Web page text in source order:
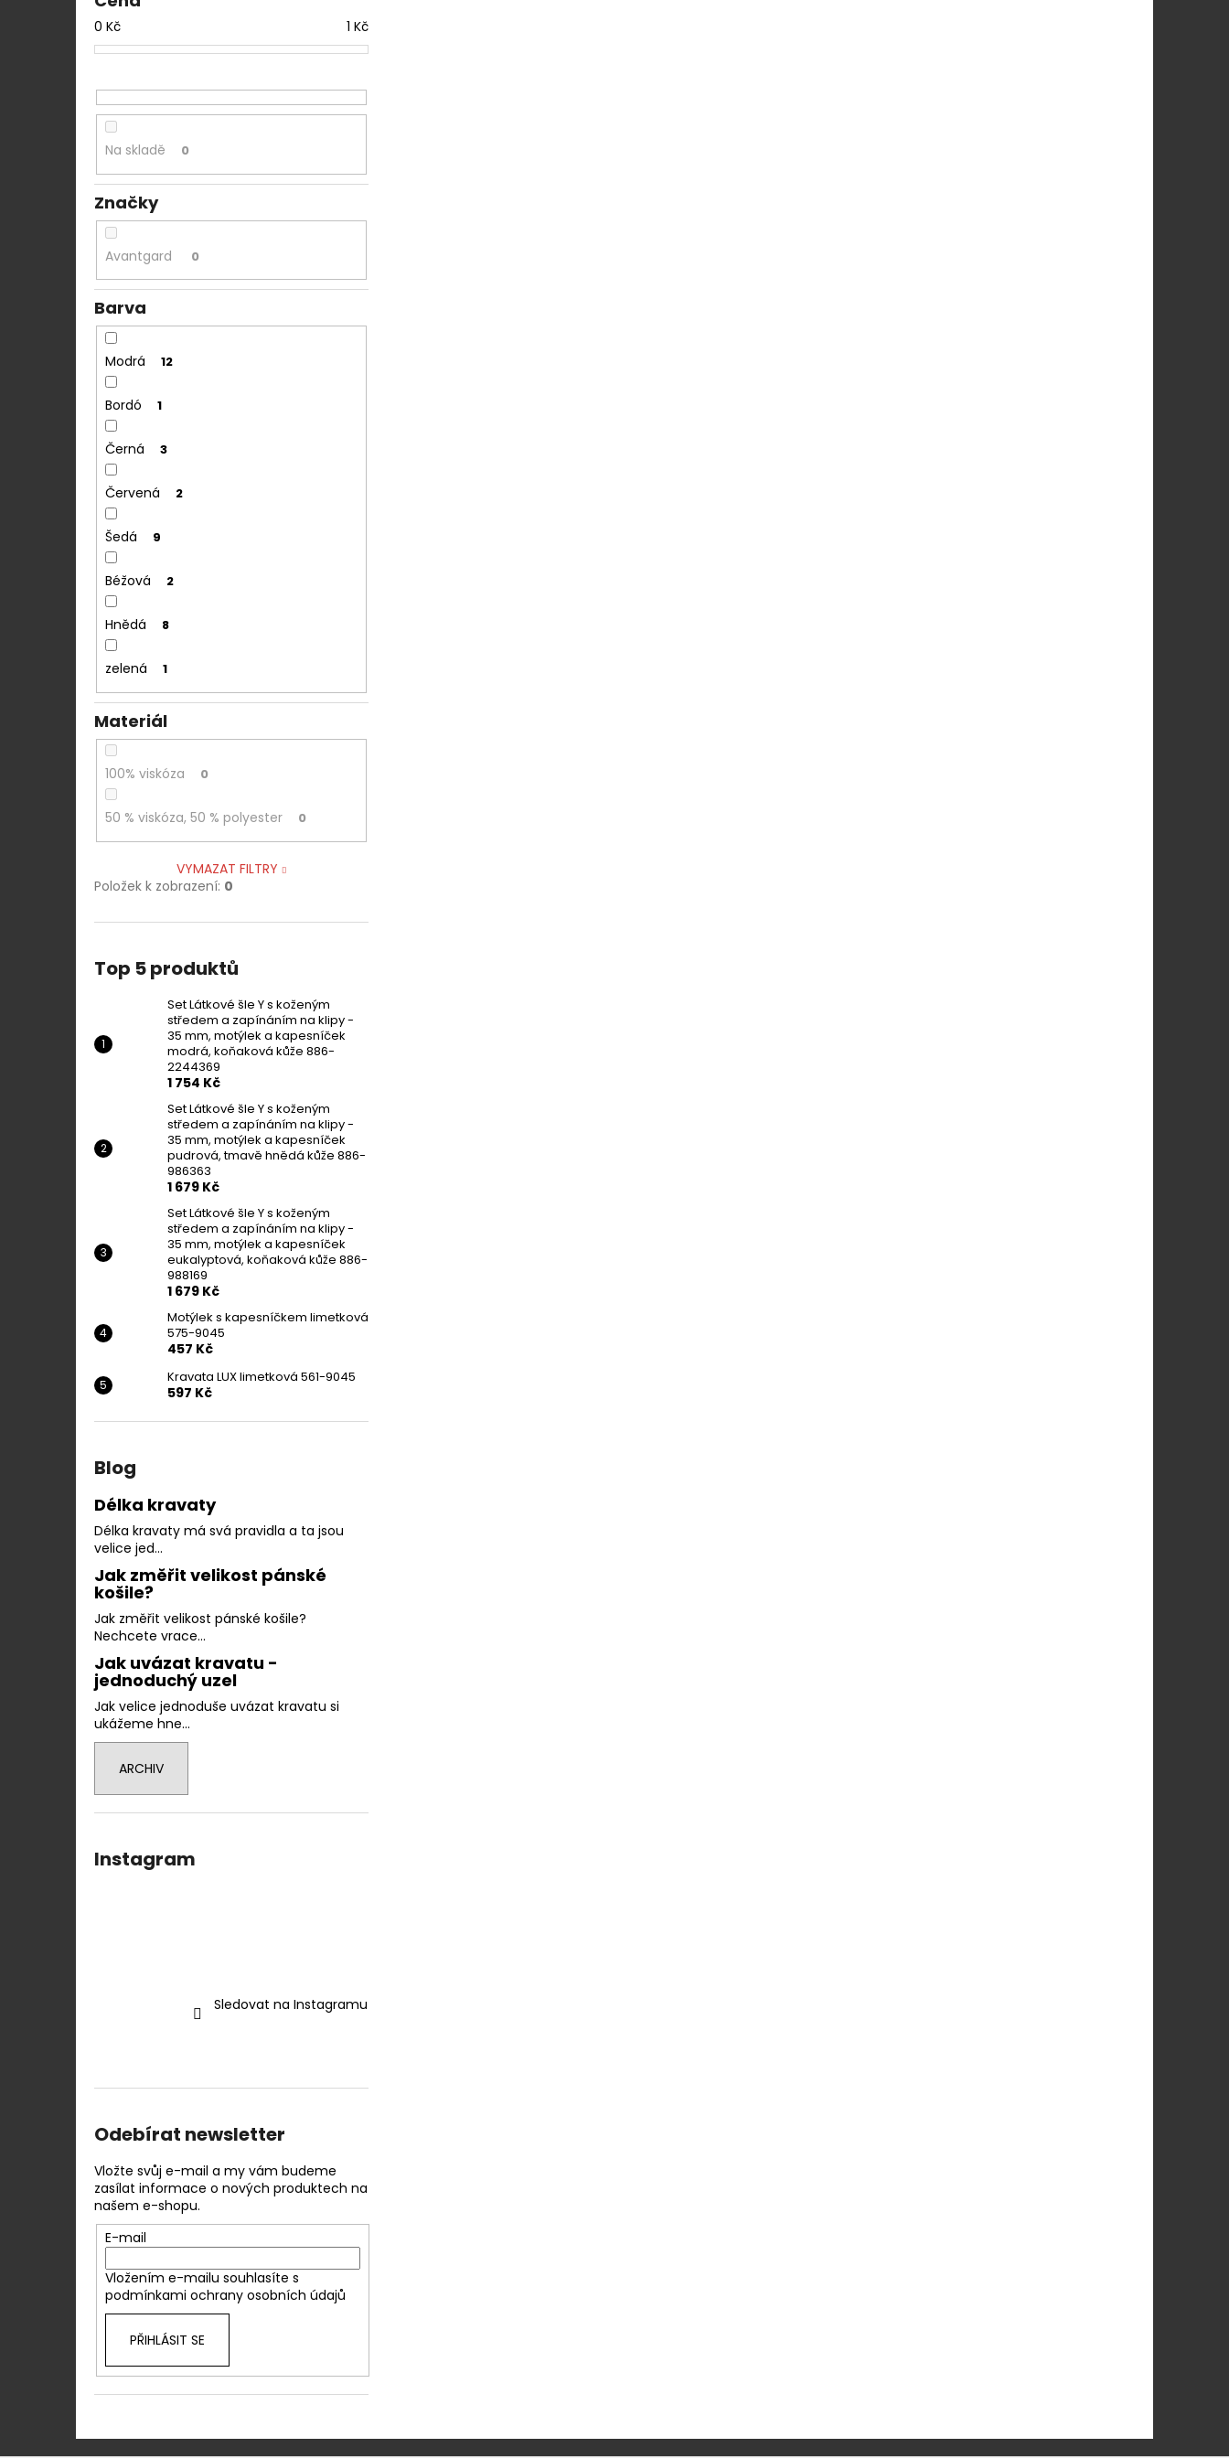
0 Kč 1 Kč
Na skladě 0
Značky
Avantgard 0
Barva
Modrá 12
Bordó 1
Černá 3
Červená 2
Šedá 9
Béžová 2
Hnědá 8
zelená 1
Materiál
100% viskóza 0
50 % viskóza, 50 % polyester 0
VYMAZAT FILTRY
Položek k zobrazení: 0
Top 5 produktů
Set Látkové šle Y s koženým
středem a zapínáním na klipy -
35 mm, motýlek a kapesníček
modrá, koňaková kůže 886-
2244369
1 754 Kč
Set Látkové šle Y s koženým
středem a zapínáním na klipy -
35 mm, motýlek a kapesníček
pudrová, tmavě hnědá kůže 886-
986363
1 679 Kč
Set Látkové šle Y s koženým
středem a zapínáním na klipy -
35 mm, motýlek a kapesníček
eukalyptová, koňaková kůže 886-
988169
1 679 Kč
Motýlek s kapesníčkem limetková
575-9045
457 Kč
Kravata LUX limetková 561-9045
597 Kč
Blog
Délka kravaty
Délka kravaty má svá pravidla a ta jsou
velice jed...
Jak změřit velikost pánské
košile?
Jak změřit velikost pánské košile?
Nechcete vrace...
Jak uvázat kravatu -
jednoduchý uzel
Jak velice jednoduše uvázat kravatu si
ukážeme hne...
ARCHIV
Instagram
Sledovat na Instagramu
Odebírat newsletter
Vložte svůj e-mail a my vám budeme
zasílat informace o nových produktech na
našem e-shopu.
E-mail
Vložením e-mailu souhlasíte s
podmínkami ochrany osobních údajů
PŘIHLÁSIT SE